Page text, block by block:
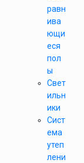
равн
ива
ющи
еся
пол
ы
Свет
ильн
ики
Сист
ема
утеп
лени